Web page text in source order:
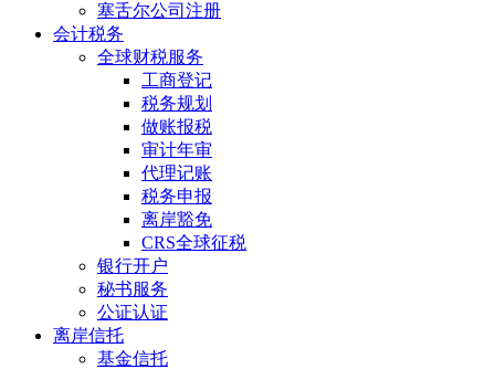
塞舌尔公司注册
会计税务
全球财税服务
工商登记
税务规划
做账报税
审计年审
代理记账
税务申报
离岸豁免
CRS全球征税
银行开户
秘书服务
公证认证
离岸信托
基金信托